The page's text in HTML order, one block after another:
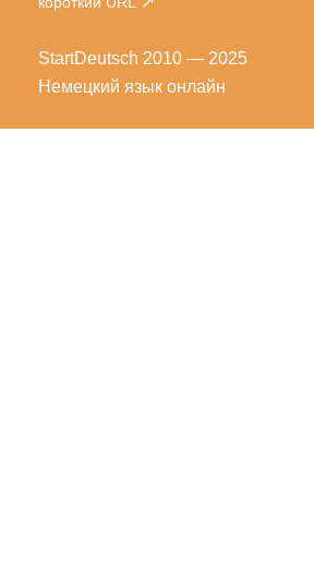
StartDeutsch 2010 — 2025
Немецкий язык онлайн